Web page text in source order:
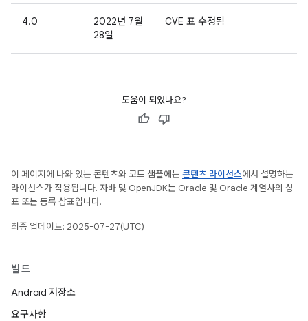
4.0
2022년 7월
28일
CVE 표 수정됨
도움이 되었나요?
이 페이지에 나와 있는 콘텐츠와 코드 샘플에는 콘텐츠 라이선스에서 설명하는
라이선스가 적용됩니다. 자바 및 OpenJDK는 Oracle 및 Oracle 계열사의 상
표 또는 등록 상표입니다.
최종 업데이트: 2025-07-27(UTC)
빌드
Android 저장소
요구사항